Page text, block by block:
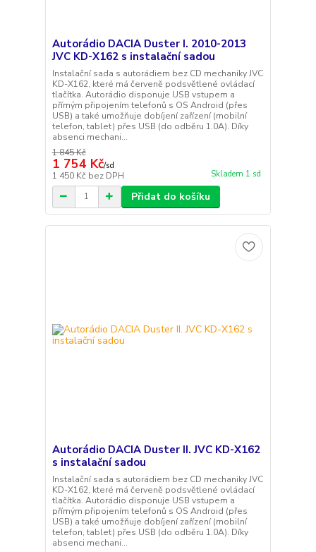
Autorádio DACIA Duster I. 2010-2013
JVC KD-X162 s instalační sadou
Instalační sada s autorádiem bez CD mechaniky JVC
KD-X162, které má červeně podsvětlené ovládací
tlačítka. Autorádio disponuje USB vstupem a
přímým připojením telefonů s OS Android (přes
USB) a také umožňuje dobíjení zařízení (mobilní
telefon, tablet) přes USB (do odběru 1.0A). Díky
absenci mechani...
1 845 Kč
1 754 Kč/sd
1 450 Kč bez DPH Skladem 1 sd
Přidat do košíku
Autorádio DACIA Duster II. JVC KD-X162
s instalační sadou
Instalační sada s autorádiem bez CD mechaniky JVC
KD-X162, které má červeně podsvětlené ovládací
tlačítka. Autorádio disponuje USB vstupem a
přímým připojením telefonů s OS Android (přes
USB) a také umožňuje dobíjení zařízení (mobilní
telefon, tablet) přes USB (do odběru 1.0A). Díky
absenci mechani...